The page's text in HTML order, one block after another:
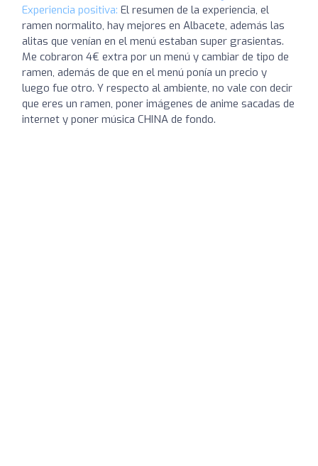
Experiencia positiva: El resumen de la experiencia, el
ramen normalito, hay mejores en Albacete, además las
alitas que venían en el menú estaban super grasientas.
Me cobraron 4€ extra por un menú y cambiar de tipo de
ramen, además de que en el menú ponía un precio y
luego fue otro. Y respecto al ambiente, no vale con decir
que eres un ramen, poner imágenes de anime sacadas de
internet y poner música CHINA de fondo.